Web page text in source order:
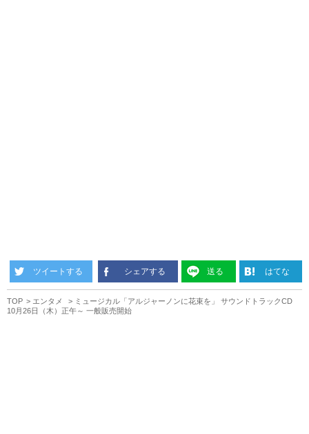
ツイートする シェアする 送る はてな
TOP エンタメ
ミュージカル「アルジャーノンに花束を」 サウンドトラックCD
10月26日（木）正午～ 一般販売開始